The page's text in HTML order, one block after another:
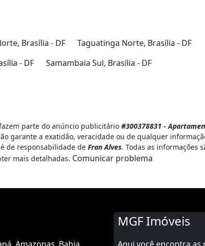
Brasília - DF
Taguatinga Norte, Brasília - DF
- DF
Samambaia Sul, Brasília - DF
parte do anúncio publicitário #300378831 -
garante a exatidão, veracidade ou de qualquer
de responsabilidade de Fran Alves. Todas as informações
mais detalhadas. Comunicar problema
MGF Imóveis